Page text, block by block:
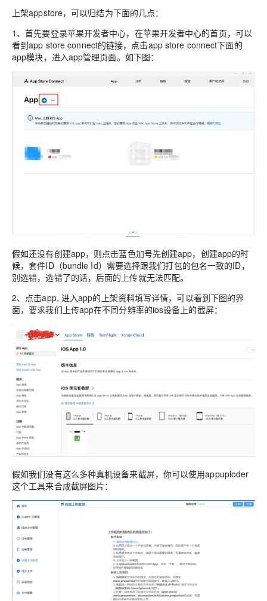
上架appstore，可以归结为下面的几点：
1、首先要登录苹果开发者中心，在苹果开发者中心的首页，可以
看到app store connect的链接，点击app store connect下面的
app模块，进入app管理页面。如下图：
假如还没有创建app，则点击蓝色加号先创建app，创建app的时
候，套件ID（bundle Id）需要选择跟我们打包的包名一致的ID，
别选错，选错了的话，后面的上传就无法匹配。
2、点击app, 进入app的上架资料填写详情，可以看到下图的界
面，要求我们上传app在不同分辨率的ios设备上的截屏：
假如我们没有这么多种真机设备来截屏，你可以使用appuploder
这个工具来合成截屏图片：